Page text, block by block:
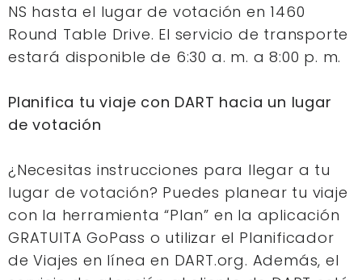
NS hasta el lugar de votación en 1460
Round Table Drive. El servicio de transporte
estará disponible de 6:30 a. m. a 8:00 p. m.
Planifica tu viaje con DART hacia un lugar
de votación
¿Necesitas instrucciones para llegar a tu
lugar de votación? Puedes planear tu viaje
con la herramienta “Plan” en la aplicación
GRATUITA GoPass o utilizar el Planificador
de Viajes en línea en DART.org. Además, el